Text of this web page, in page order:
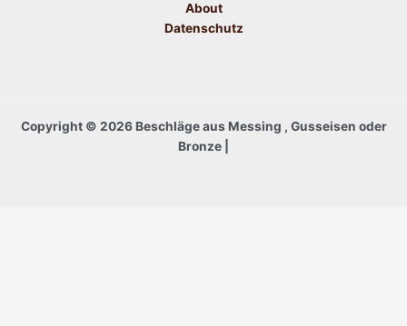
About
Datenschutz
Copyright © 2026 Beschläge aus Messing , Gusseisen oder
Bronze |